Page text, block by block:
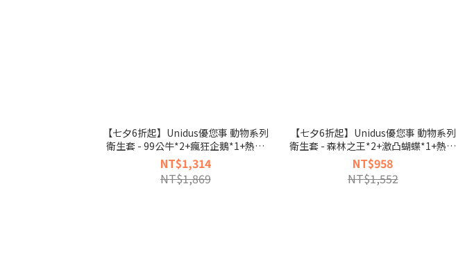
【七夕6折起】Unidus優您事 動物系列
衛生套 - 99公牛*2+瘋狂企鵝*1+熱情
斑馬*1盒 - 共48入
NT$1,314
NT$1,869
【七夕6折起】Unidus優您事 動物系列
衛生套 - 森林之王*2+激凸蝴蝶*1+熱情
斑馬*1盒 - 共48入
NT$958
NT$1,552